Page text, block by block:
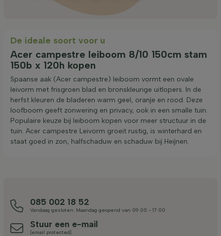
De ideale soort voor u
Acer campestre leiboom 8/10 150cm stam
150b x 120h kopen
Spaanse aak (Acer campestre) leiboom vormt een ovale
leivorm met frisgroen blad en bronskleurige uitlopers. In de
herfst kleuren de bladeren warm geel, oranje en rood. Deze
loofboom geeft zonwering en privacy, ook in een smalle tuin.
Populaire keuze bij leiboom kopen voor meer structuur in de
tuin. Acer campestre Leivorm groeit rustig, is winterhard en
staat goed in zon, halfschaduw en schaduw bij Heijnen.
085 002 18 52
Vandaag gesloten. Maandag geopend van 09:00 - 17:00
Stuur een e-mail
[email protected]